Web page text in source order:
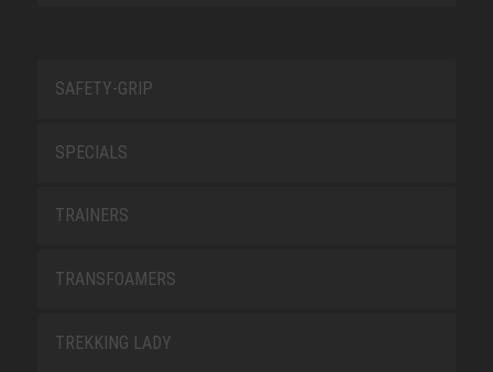
SAFETY-GRIP
SPECIALS
TRAINERS
TRANSFOAMERS
TREKKING LADY